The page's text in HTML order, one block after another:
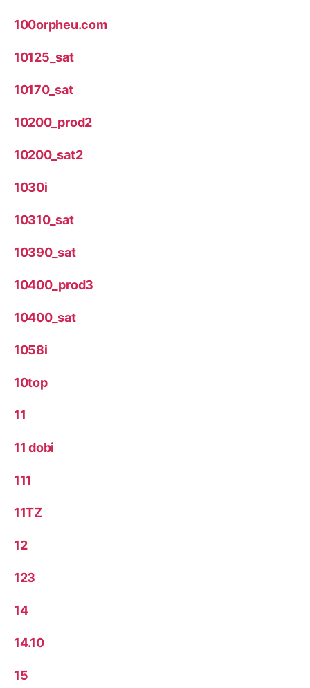
100orpheu.com
10125_sat
10170_sat
10200_prod2
10200_sat2
1030i
10310_sat
10390_sat
10400_prod3
10400_sat
1058i
10top
11
11 dobi
111
11TZ
12
123
14
14.10
15